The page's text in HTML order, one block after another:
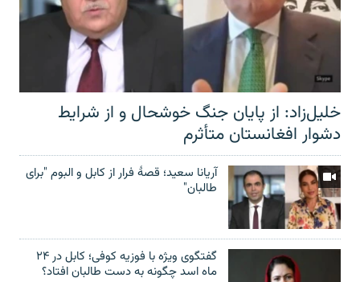
خلیل‌زاد: از پایان جنگ خوشحال و از شرایط
دشوار افغانستان متأثرم
آریانا سعید؛ قصۀ فرار از کابل و البوم "برای
طالبان"
گفتگوی ویژه با فوزیه کوفی؛ کابل در ۲۴
ماه اسد چگونه به دست طالبان افتاد؟